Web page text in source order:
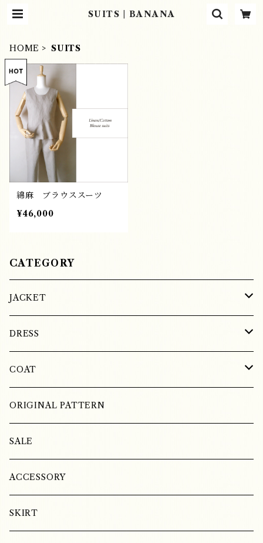
SUITS | BANANA
HOME SUITS
綿麻 ブラウススーツ
¥46,000
CATEGORY
JACKET
SILK
COTTON
LINEN
DRESS
SILK
LINEN
COTTON
COAT
WOOL
LINEN
SILK
ORIGINAL PATTERN
SALE
ACCESSORY
SKIRT